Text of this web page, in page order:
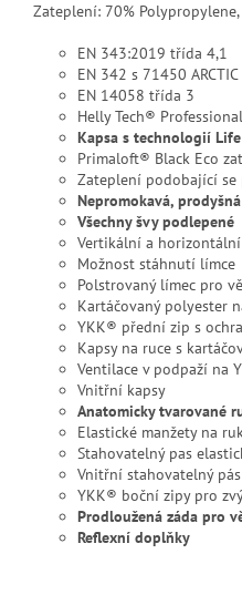
Zateplení: 70%
EN 343:2019 třída 4,1
EN 342 s 71450 ARCTIC
EN 14058 třída 3
Helly Tech®
Kapsa s technologií
Primaloft® Black Eco
Zateplení podobající se
Nepromokavá,
Všechny švy podlepené
Vertikální a
Možnost stáhnutí límce
Polstrovaný límec pro
Kartáčovaný polyester
YKK® přední zip s
Kapsy na ruce s
Ventilace v podpaží na
Vnitřní kapsy
Anatomicky tvarované
Elastické manžety na
Stahovatelný pas
Vnitřní stahovatelný pás
YKK® boční zipy pro
Prodloužená záda pro
Reflexní doplňky